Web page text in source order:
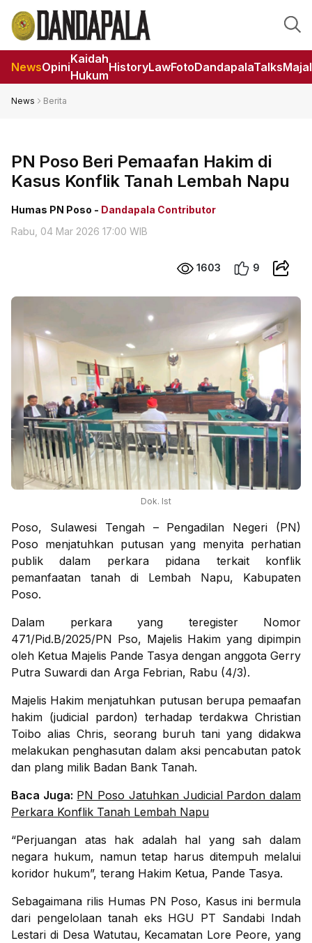
NewsOpini
Kaidah
Hukum
HistoryLawFotoDandapalaTalks
News Berita
PN Poso Beri Pemaafan Hakim di
Kasus Konflik Tanah Lembah Napu
Humas PN Poso - Dandapala Contributor
Rabu, 04 Mar 2026 17:00 WIB
1603 9
Dok. Ist
Poso, Sulawesi Tengah – Pengadilan Negeri (PN)
Poso menjatuhkan putusan yang menyita perhatian
publik dalam perkara pidana terkait konflik
pemanfaatan tanah di Lembah Napu, Kabupaten
Poso.
Dalam perkara yang teregister Nomor
471/Pid.B/2025/PN Pso, Majelis Hakim yang dipimpin
oleh Ketua Majelis Pande Tasya dengan anggota Gerry
Putra Suwardi dan Arga Febrian, Rabu (4/3).
Majelis Hakim menjatuhkan putusan berupa pemaafan
hakim (judicial pardon) terhadap terdakwa Christian
Toibo alias Chris, seorang buruh tani yang didakwa
melakukan penghasutan dalam aksi pencabutan patok
dan plang milik Badan Bank Tanah.
Baca Juga: PN Poso Jatuhkan Judicial Pardon dalam
Perkara Konflik Tanah Lembah Napu
“Perjuangan atas hak adalah hal yang sah dalam
negara hukum, namun tetap harus ditempuh melalui
koridor hukum”, terang Hakim Ketua, Pande Tasya.
Sebagaimana rilis Humas PN Poso, Kasus ini bermula
dari pengelolaan tanah eks HGU PT Sandabi Indah
Lestari di Desa Watutau, Kecamatan Lore Peore, yang